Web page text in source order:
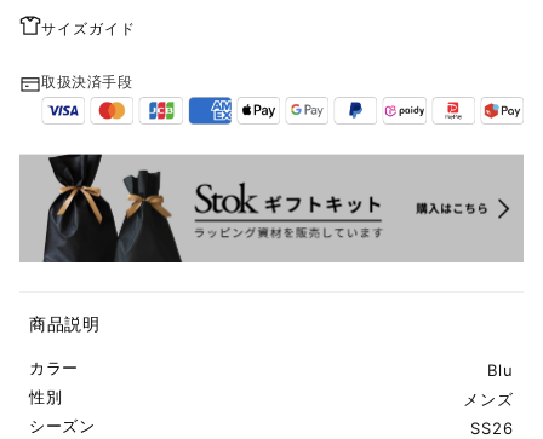
サイズガイド
取扱決済手段
商品説明
カラー
Blu
性別
メンズ
シーズン
SS26